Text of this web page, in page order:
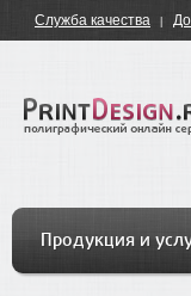
Служба качества
Продукция и